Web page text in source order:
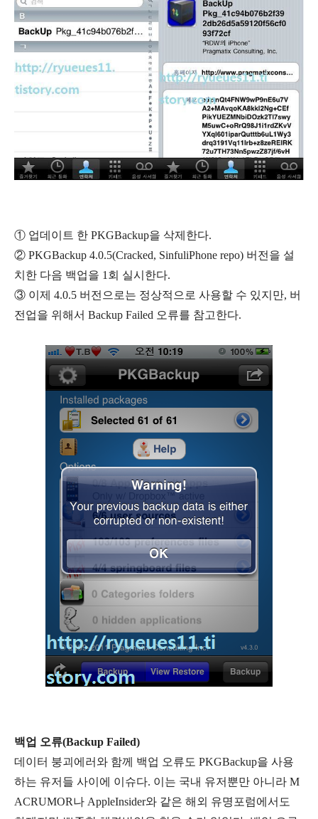
① 업데이트 한 PKGBackup을 삭제한다.
② PKGBackup 4.0.5(Cracked, SinfuliPhone repo) 버전을 설
치한 다음 백업을 1회 실시한다.
③ 이제 4.0.5 버전으로는 정상적으로 사용할 수 있지만, 버
전업을 위해서 Backup Failed 오류를 참고한다.
백업 오류(Backup Failed)
데이터 붕괴에러와 함께 백업 오류도 PKGBackup을 사용
하는 유저들 사이에 이슈다. 이는 국내 유저뿐만 아니라 M
ACRUMOR나 AppleInsider와 같은 해외 유명포럼에서도